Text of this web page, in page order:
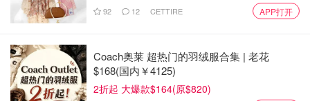
92 12 CETTIRE APP打开
Coach奥莱 超热门的羽绒服合集 | 老花
$168(国内￥4125)
2折起 大爆款$164(原$820)